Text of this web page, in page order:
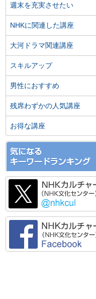
週末を充実させたい
NHKに関連した講座
大河ドラマ関連講座
スキルアップ
男性におすすめ
残席わずかの人気講座
お得な講座